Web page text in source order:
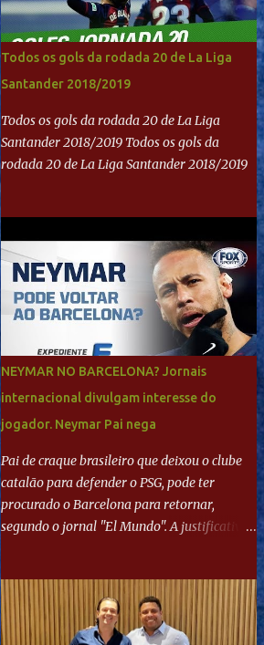
Todos os gols da rodada 20 de La Liga
Santander 2018/2019
Todos os gols da rodada 20 de La Liga
Santander 2018/2019 Todos os gols da
rodada 20 de La Liga Santander 2018/2019
NEYMAR NO BARCELONA? Jornais
internacional divulgam interesse do
jogador. Neymar Pai nega
Pai de craque brasileiro que deixou o clube
catalão para defender o PSG, pode ter
procurado o Barcelona para retornar,
segundo o jornal "El Mundo". A justificativa
"Mundo Deportivo", o empresário, Neymar
Pai, negou NEYMAR NO BARCELONA?
Jornais internacional divulgam interesse do